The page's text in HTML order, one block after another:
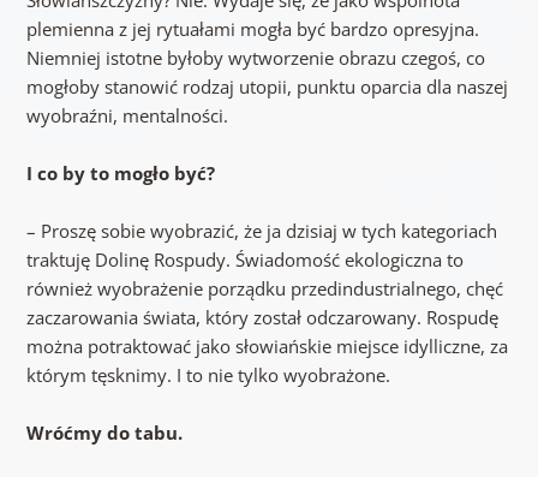
plemienna z jej rytuałami mogła być bardzo opresyjna.
Niemniej istotne byłoby wytworzenie obrazu czegoś, co
mogłoby stanowić rodzaj utopii, punktu oparcia dla naszej
wyobraźni, mentalności.
I co by to mogło być?
– Proszę sobie wyobrazić, że ja dzisiaj w tych kategoriach
traktuję Dolinę Rospudy. Świadomość ekologiczna to
również wyobrażenie porządku przedindustrialnego, chęć
zaczarowania świata, który został odczarowany. Rospudę
można potraktować jako słowiańskie miejsce idylliczne, za
którym tęsknimy. I to nie tylko wyobrażone.
Wróćmy do tabu.